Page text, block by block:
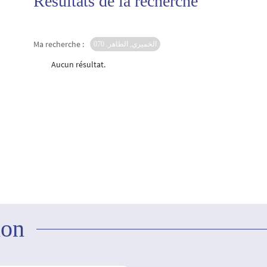
Ma recherche : الخميري, الطاهر. 070
Aucun résultat.